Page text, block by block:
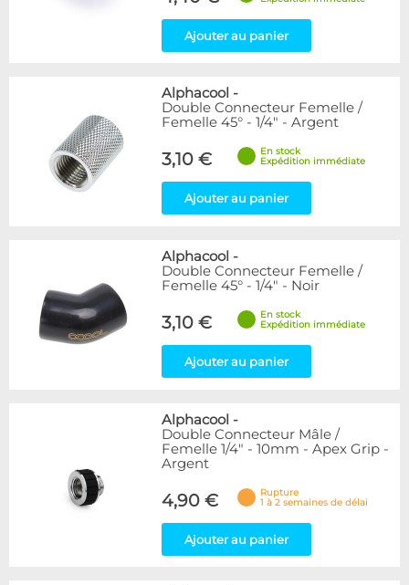
Ajouter au panier
Alphacool -
Double Connecteur Femelle /
Femelle 45° - 1/4" - Argent
3,10 €
En stock
Expédition immédiate
Ajouter au panier
Alphacool -
Double Connecteur Femelle /
Femelle 45° - 1/4" - Noir
3,10 €
En stock
Expédition immédiate
Ajouter au panier
Alphacool -
Double Connecteur Mâle /
Femelle 1/4" - 10mm - Apex Grip -
Argent
4,90 €
Rupture
1 à 2 semaines de délai
Ajouter au panier